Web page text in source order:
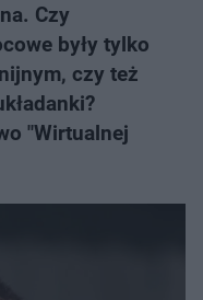
Czy
były tylko
czy też
"Wirtualnej